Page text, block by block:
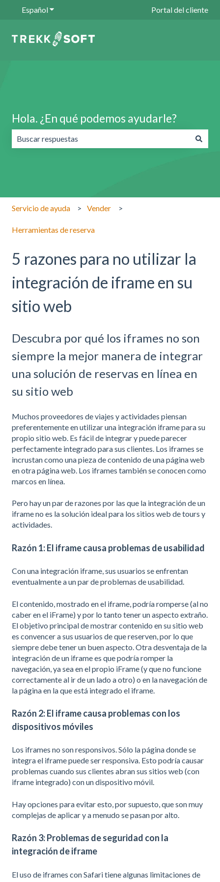
EspañolTraducciones de Mostrar submenú dePortal del cliente
Hola. ¿En qué podemos ayudarle?
Servicio de ayuda Vender
Herramientas de reserva
5 razones para no utilizar la
integración de iframe en su
sitio web
Descubra por qué los iframes no son
siempre la mejor manera de integrar
una solución de reservas en línea en
su sitio web
Muchos proveedores de viajes y actividades piensan
preferentemente en utilizar una integración iframe para su
propio sitio web. Es fácil de integrar y puede parecer
perfectamente integrado para sus clientes. Los iframes se
incrustan como una pieza de contenido de una página web
en otra página web. Los iframes también se conocen como
marcos en línea.
Pero hay un par de razones por las que la integración de un
iframe no es la solución ideal para los sitios web de tours y
actividades.
Razón 1: El iframe causa problemas de usabilidad
Con una integración iframe, sus usuarios se enfrentan
eventualmente a un par de problemas de usabilidad.
El contenido, mostrado en el iframe, podría romperse (al no
caber en el iFrame) y por lo tanto tener un aspecto extraño.
El objetivo principal de mostrar contenido en su sitio web
es convencer a sus usuarios de que reserven, por lo que
siempre debe tener un buen aspecto. Otra desventaja de la
integración de un iframe es que podría romper la
navegación, ya sea en el propio iFrame (y que no funcione
correctamente al ir de un lado a otro) o en la navegación de
la página en la que está integrado el iframe.
Razón 2: El iframe causa problemas con los
dispositivos móviles
Los iframes no son responsivos. Sólo la página donde se
integra el iframe puede ser responsiva. Esto podría causar
problemas cuando sus clientes abran sus sitios web (con
iframe integrado) con un dispositivo móvil.
Hay opciones para evitar esto, por supuesto, que son muy
complejas de aplicar y a menudo se pasan por alto.
Razón 3: Problemas de seguridad con la
integración de iframe
El uso de iframes con Safari tiene algunas limitaciones de